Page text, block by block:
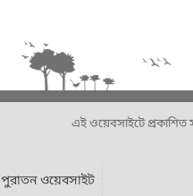
এই ওয়েবসাইটে প্রকাশিত
পুরাতন ওয়েবসাইট